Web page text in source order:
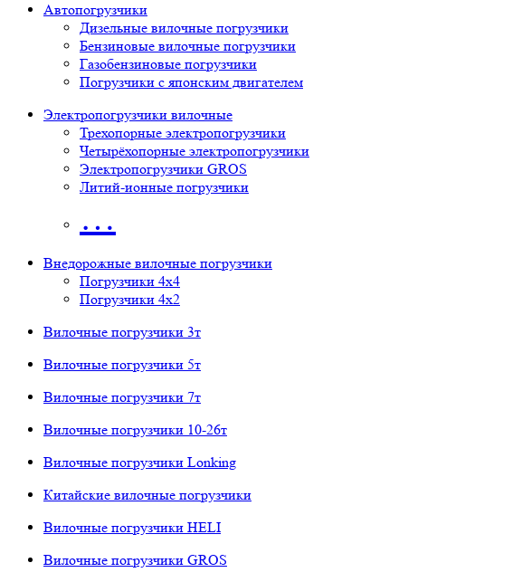
Автопогрузчики
Дизельные вилочные погрузчики
Бензиновые вилочные погрузчики
Газобензиновые погрузчики
Погрузчики с японским двигателем
Электропогрузчики вилочные
Трехопорные электропогрузчики
Четырёхопорные электропогрузчики
Электропогрузчики GROS
Литий-ионные погрузчики
…
Внедорожные вилочные погрузчики
Погрузчики 4х4
Погрузчики 4х2
Вилочные погрузчики 3т
Вилочные погрузчики 5т
Вилочные погрузчики 7т
Вилочные погрузчики 10-26т
Вилочные погрузчики Lonking
Китайские вилочные погрузчики
Вилочные погрузчики HELI
Вилочные погрузчики GROS